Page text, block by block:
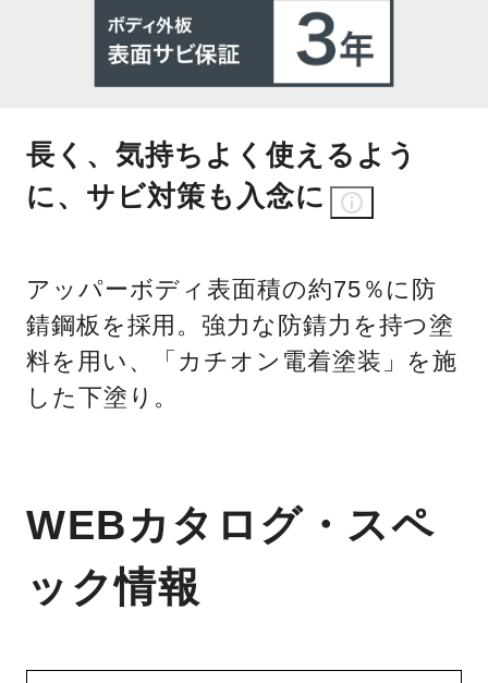
長く、気持ちよく使えるよう
に、サビ対策も入念に
アッパーボディ表面積の約75％に防
錆鋼板を採用。強力な防錆力を持つ塗
料を用い、「カチオン電着塗装」を施
した下塗り。
WEBカタログ・スペ
ック情報